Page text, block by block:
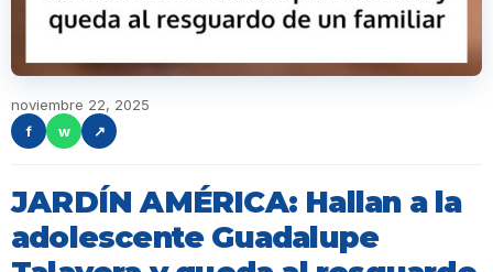
noviembre 22, 2025
f
w ↗
JARDÍN AMÉRICA: Hallan a la
adolescente Guadalupe